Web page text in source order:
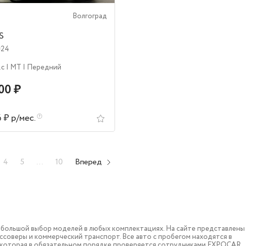
Волгоград
| MT | Передний
₽
₽ р/мес.
4 5 ... 10 Вперед
выбор моделей в любых комплектациях. На сайте представлены
и коммерческий транспорт. Все авто с пробегом находятся в